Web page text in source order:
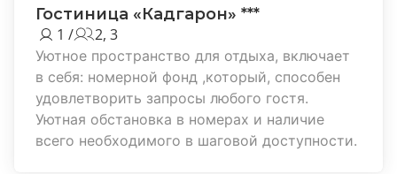
Гостиница «Кадгарон» ***
1 /
2, 3
Уютное пространство для отдыха, включает
в себя: номерной фонд ,который, способен
удовлетворить запросы любого гостя.
Уютная обстановка в номерах и наличие
всего необходимого в шаговой доступности.